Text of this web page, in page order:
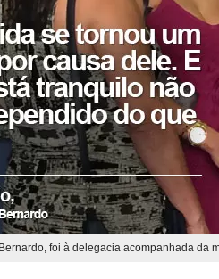
foi à delegacia acompanhada da